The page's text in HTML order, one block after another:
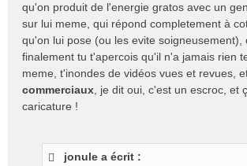
qu'on produit de l'energie gratos avec un
sur lui meme, qui répond completement à
qu'on lui pose (ou les evite soigneusement),
finalement tu t'apercois qu'il n'a jamais rien
meme, t'inondes de vidéos vues et revues,
commerciaux , je dit oui, c'est un escroc, et
caricature !
jonule a écrit :